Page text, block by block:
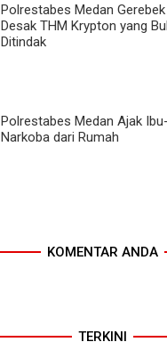
Polrestabes Medan
Desak THM Krypton yang
Ditindak
Polrestabes Medan Ajak
Narkoba dari Rumah
KOMENTAR ANDA
TERKINI